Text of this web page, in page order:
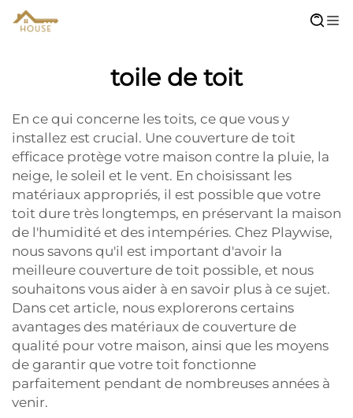
toile de toit
En ce qui concerne les toits, ce que vous y
installez est crucial. Une couverture de toit
efficace protège votre maison contre la pluie, la
neige, le soleil et le vent. En choisissant les
matériaux appropriés, il est possible que votre
toit dure très longtemps, en préservant la maison
de l'humidité et des intempéries. Chez Playwise,
nous savons qu'il est important d'avoir la
meilleure couverture de toit possible, et nous
souhaitons vous aider à en savoir plus à ce sujet.
Dans cet article, nous explorerons certains
avantages des matériaux de couverture de
qualité pour votre maison, ainsi que les moyens
de garantir que votre toit fonctionne
parfaitement pendant de nombreuses années à
venir.